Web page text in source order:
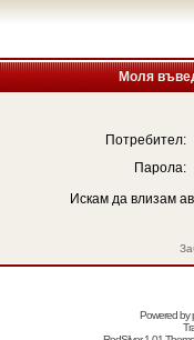
Моля
Потребител:
Парола:
Искам да влизам
Powered by